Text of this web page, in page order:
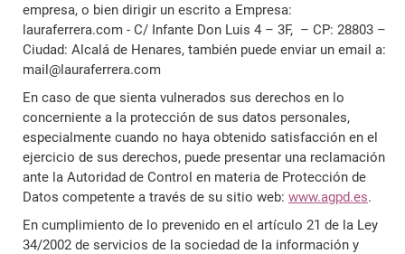
empresa, o bien dirigir un escrito a Empresa:
lauraferrera.com - C/ Infante Don Luis 4 – 3F, – CP: 28803 –
Ciudad: Alcalá de Henares, también puede enviar un email a:
mail@lauraferrera.com
En caso de que sienta vulnerados sus derechos en lo
concerniente a la protección de sus datos personales,
especialmente cuando no haya obtenido satisfacción en el
ejercicio de sus derechos, puede presentar una reclamación
ante la Autoridad de Control en materia de Protección de
Datos competente a través de su sitio web: www.agpd.es.
En cumplimiento de lo prevenido en el artículo 21 de la Ley
34/2002 de servicios de la sociedad de la información y